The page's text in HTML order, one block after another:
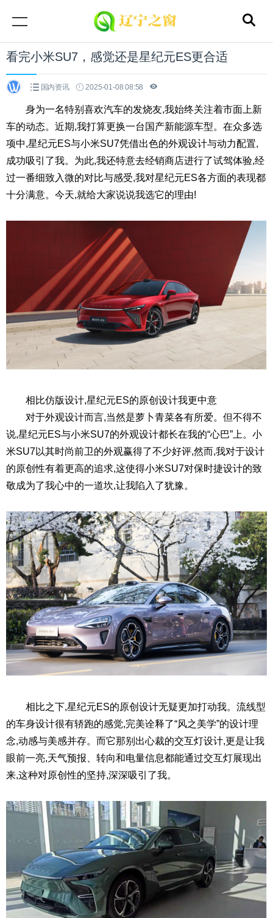
看完小米SU7，感觉还是星纪元ES更合适
国内资讯 2025-01-08 08:58
身为一名特别喜欢汽车的发烧友,我始终关注着市面上新
车的动态。近期,我打算更换一台国产新能源车型。在众多选
项中,星纪元ES与小米SU7凭借出色的外观设计与动力配置,
成功吸引了我。为此,我还特意去经销商店进行了试驾体验,经
过一番细致入微的对比与感受,我对星纪元ES各方面的表现都
十分满意。今天,就给大家说说我选它的理由!
相比仿版设计,星纪元ES的原创设计我更中意
对于外观设计而言,当然是萝卜青菜各有所爱。但不得不
说,星纪元ES与小米SU7的外观设计都长在我的“心巴”上。小
米SU7以其时尚前卫的外观赢得了不少好评,然而,我对于设计
的原创性有着更高的追求,这使得小米SU7对保时捷设计的致
敬成为了我心中的一道坎,让我陷入了犹豫。
相比之下,星纪元ES的原创设计无疑更加打动我。流线型
的车身设计很有轿跑的感觉,完美诠释了“风之美学”的设计理
念,动感与美感并存。而它那别出心裁的交互灯设计,更是让我
眼前一亮,天气预报、转向和电量信息都能通过交互灯展现出
来,这种对原创性的坚持,深深吸引了我。